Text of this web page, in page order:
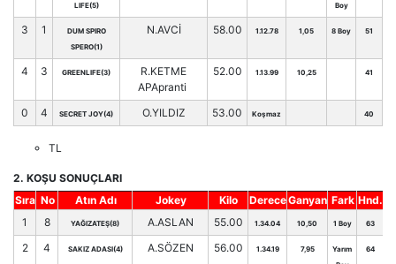
LIFE(5)
Boy
3 1
DUM SPIRO
SPERO(1)
N.AVCİ 58.00 1.12.78 1,05 8 Boy 51
4 3 GREENLIFE(3)
R.KETME
APApranti
52.00 1.13.99 10,25 41
0 4 SECRET JOY(4) O.YILDIZ 53.00 Koşmaz 40
TL
2. KOŞU SONUÇLARI
Sıra No Atın Adı Jokey Kilo DereceGanyan Fark Hnd.
1
8 YAĞIZATEŞ(8) A.ASLAN 55.00 1.34.04 10,50 1 Boy 63
2 4 SAKIZ ADASI(4) A.SÖZEN 56.00 1.34.19 7,95
Yarım
64